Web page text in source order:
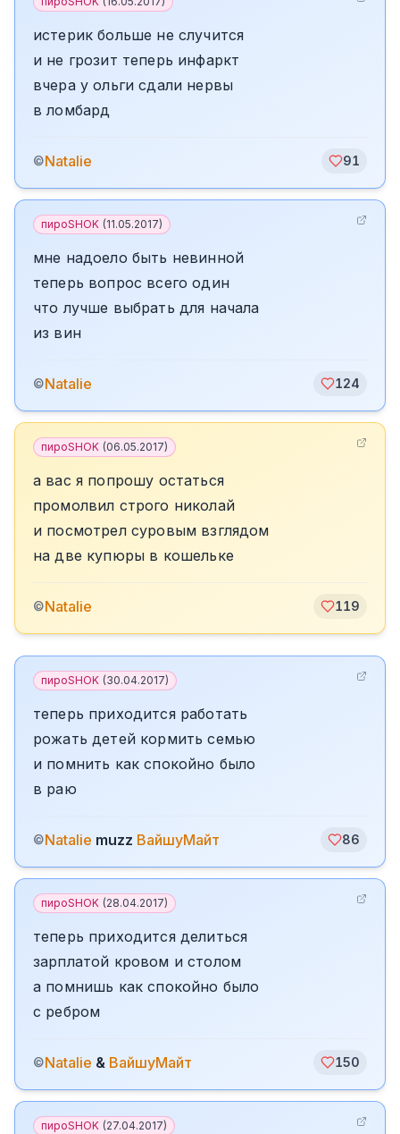
истерик больше не случится
и не грозит теперь инфаркт
вчера у ольги сдали нервы
в ломбард
©Natalie 91
пироSHOK (11.05.2017)
мне надоело быть невинной
теперь вопрос всего один
что лучше выбрать для начала
из вин
©Natalie 124
пироSHOK (06.05.2017)
а вас я попрошу остаться
промолвил строго николай
и посмотрел суровым взглядом
на две купюры в кошельке
©Natalie 119
пироSHOK (30.04.2017)
теперь приходится работать
рожать детей кормить семью
и помнить как спокойно было
в раю
©Natalie muzz ВайшуМайт 86
пироSHOK (28.04.2017)
теперь приходится делиться
зарплатой кровом и столом
а помнишь как спокойно было
с ребром
©Natalie & ВайшуМайт 150
пироSHOK (27.04.2017)